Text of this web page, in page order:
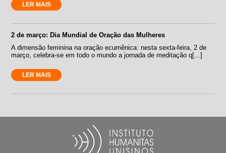
LER MAIS
2 de março: Dia Mundial de Oração das Mulheres
A dimensão feminina na oração ecumênica: nesta sexta-feira, 2 de
março, celebra-se em todo o mundo a jornada de meditação q[...]
LER MAIS